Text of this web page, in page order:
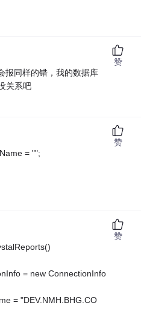
报同样的错，我的数据库
关系吧
赞
= "";
赞
= new ConnectionInfo
= "DEV.NMH.BHG.CO
赞